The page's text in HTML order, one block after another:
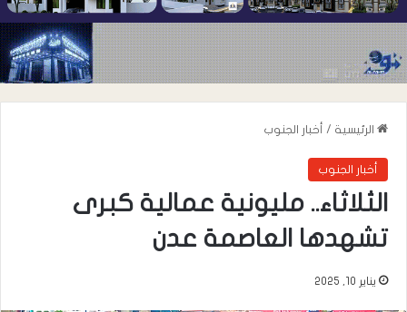
الرئيسية / أخبار الجنوب
أخبار الجنوب
​الثلاثاء.. مليونية عمالية كبرى
تشهدها العاصمة عدن
يناير 10, 2025